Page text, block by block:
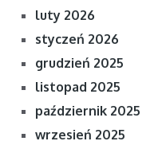
luty 2026
styczeń 2026
grudzień 2025
listopad 2025
październik 2025
wrzesień 2025